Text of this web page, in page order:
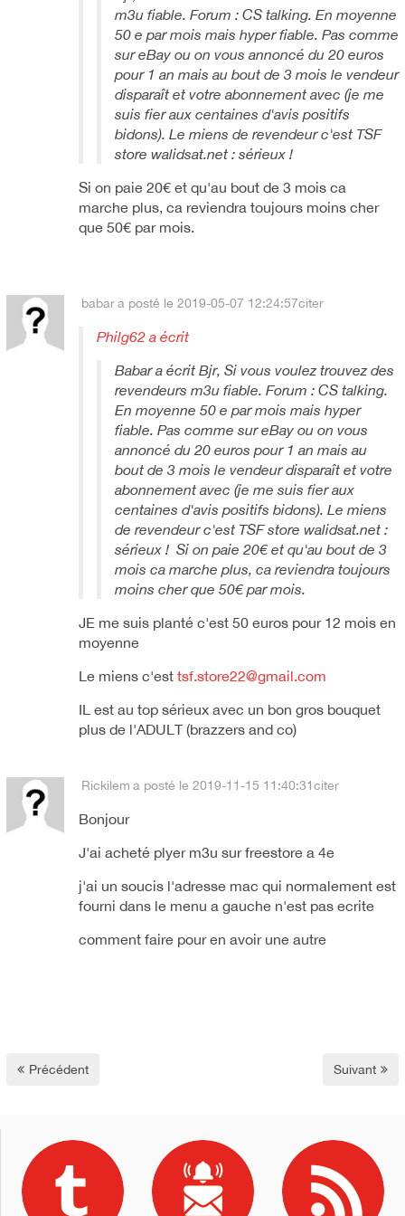
m3u fiable. Forum : CS talking. En moyenne
50 e par mois mais hyper fiable. Pas comme
sur eBay ou on vous annoncé du 20 euros
pour 1 an mais au bout de 3 mois le vendeur
disparaît et votre abonnement avec (je me
suis fier aux centaines d'avis positifs
bidons). Le miens de revendeur c'est TSF
store walidsat.net : sérieux !
Si on paie 20€ et qu'au bout de 3 mois ca
marche plus, ca reviendra toujours moins cher
que 50€ par mois.
babar a posté le 2019-05-07 12:24:57citer
Philg62 a écrit
Babar a écrit Bjr, Si vous voulez trouvez des
revendeurs m3u fiable. Forum : CS talking.
En moyenne 50 e par mois mais hyper
fiable. Pas comme sur eBay ou on vous
annoncé du 20 euros pour 1 an mais au
bout de 3 mois le vendeur disparaît et votre
abonnement avec (je me suis fier aux
centaines d'avis positifs bidons). Le miens
de revendeur c'est TSF store walidsat.net :
sérieux ! Si on paie 20€ et qu'au bout de 3
mois ca marche plus, ca reviendra toujours
moins cher que 50€ par mois.
JE me suis planté c'est 50 euros pour 12 mois en
moyenne
Le miens c'est tsf.store22@gmail.com
IL est au top sérieux avec un bon gros bouquet
plus de l'ADULT (brazzers and co)
Rickilem a posté le 2019-11-15 11:40:31citer
Bonjour
J'ai acheté plyer m3u sur freestore a 4e
j'ai un soucis l'adresse mac qui normalement est
fourni dans le menu a gauche n'est pas ecrite
comment faire pour en avoir une autre
Précédent Suivant